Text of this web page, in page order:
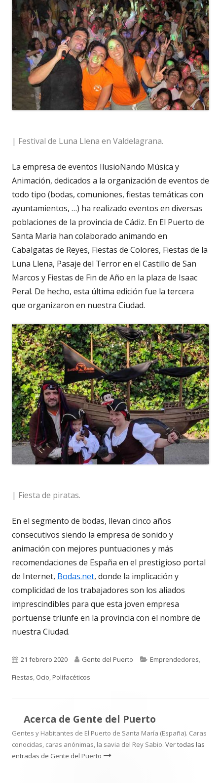
| Festival de Luna Llena en Valdelagrana.
La empresa de eventos IlusioNando Música y
Animación, dedicados a la organización de eventos de
todo tipo (bodas, comuniones, fiestas temáticas con
ayuntamientos, …) ha realizado eventos en diversas
poblaciones de la provincia de Cádiz. En El Puerto de
Santa Maria han colaborado animando en
Cabalgatas de Reyes, Fiestas de Colores, Fiestas de la
Luna Llena, Pasaje del Terror en el Castillo de San
Marcos y Fiestas de Fin de Año en la plaza de Isaac
Peral. De hecho, esta última edición fue la tercera
que organizaron en nuestra Ciudad.
| Fiesta de piratas.
En el segmento de bodas, llevan cinco años
consecutivos siendo la empresa de sonido y
animación con mejores puntuaciones y más
recomendaciones de España en el prestigioso portal
de Internet, Bodas.net, donde la implicación y
complicidad de los trabajadores son los aliados
imprescindibles para que esta joven empresa
portuense triunfe en la provincia con el nombre de
nuestra Ciudad.
Publicado
el
21 febrero 2020 Autor
Gente del Puerto Categorías
Emprendedores,
Fiestas, Ocio,Polifacéticos
Acerca de Gente del Puerto
Gentes y Habitantes de El Puerto de Santa María (España). Caras
conocidas, caras anónimas, la savia del Rey Sabio. Ver todas las
entradas de Gente del Puerto